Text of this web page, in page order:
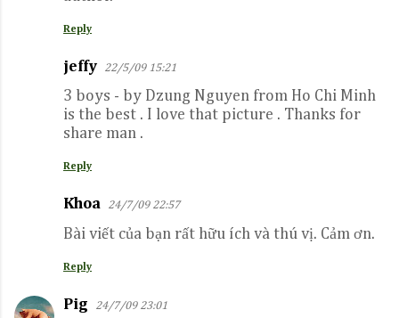
Reply
jeffy 22/5/09 15:21
3 boys - by Dzung Nguyen from Ho Chi Minh
is the best . I love that picture . Thanks for
share man .
Reply
Khoa 24/7/09 22:57
Bài viết của bạn rất hữu ích và thú vị. Cảm ơn.
Reply
Pig 24/7/09 23:01